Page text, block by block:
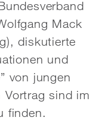
Mack
diskutierte
und
von jungen
Vortrag sind im
finden.